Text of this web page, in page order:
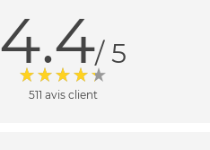
4.4/ 5
511 avis client